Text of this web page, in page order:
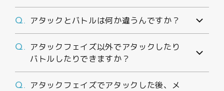
Q. アタックとバトルは何か違うんですか？
Q.
アタックフェイズ以外でアタックしたり
バトルしたりできますか？
Q.
アタックフェイズでアタックした後、メ